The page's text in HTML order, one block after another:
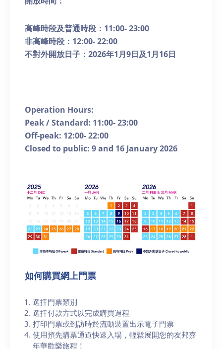
高峰時段及普通時段： 11:00- 23:00
非高峰時段： 12:00- 22:00
不對外開放日子： 2026年1月9日及1月16日
Operation Hours:
Peak / Standard: 11:00- 23:00
Off-peak: 12:00- 22:00
Closed to public: 9 and 16 January 2026
如何購買網上門票
選擇門票類別
選擇付款方式以完成購買過程
打印門票或到訪時於流動裝置出示電子門票
使用預先購票通道快速入場，輕鬆展開您的友邦嘉
年華歡樂旅程！